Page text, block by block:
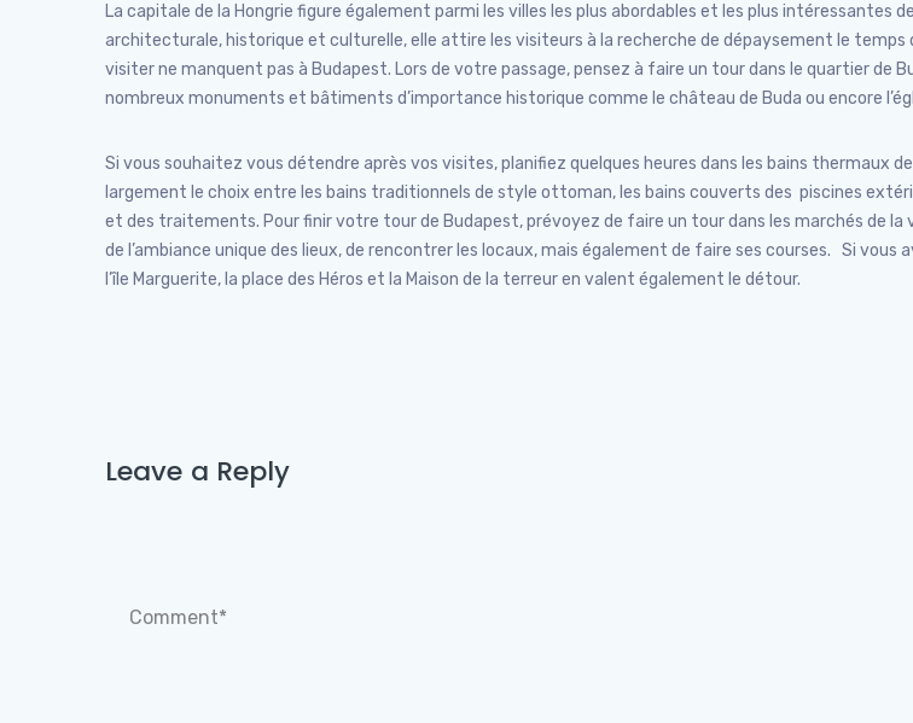
La capitale de la Hongrie figure également parmi les villes les plus abordables et les plus intéressantes
architecturale, historique et culturelle, elle attire les visiteurs à la recherche de dépaysement le temps
visiter ne manquent pas à Budapest. Lors de votre passage, pensez à faire un tour dans le quartier de
nombreux monuments et bâtiments d’importance historique comme le château de Buda ou encore
Si vous souhaitez vous détendre après vos visites, planifiez quelques heures dans les bains thermaux
largement le choix entre les bains traditionnels de style ottoman, les bains couverts des piscines
et des traitements. Pour finir votre tour de Budapest, prévoyez de faire un tour dans les marchés de la
de l’ambiance unique des lieux, de rencontrer les locaux, mais également de faire ses courses. Si vous
l’île Marguerite, la place des Héros et la Maison de la terreur en valent également le détour.
Leave a Reply